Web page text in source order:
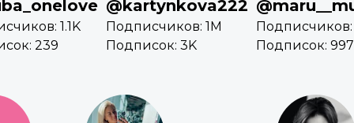
1.1K
239
@kartynkova222
Подписчиков: 1M
Подписок: 3K
Подписчиков:
Подписок: 997